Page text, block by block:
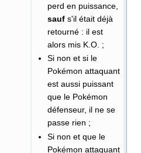
perd en puissance,
sauf s'il était déjà
retourné : il est
alors mis K.O. ;
Si non et si le
Pokémon attaquant
est aussi puissant
que le Pokémon
défenseur, il ne se
passe rien ;
Si non et que le
Pokémon attaquant